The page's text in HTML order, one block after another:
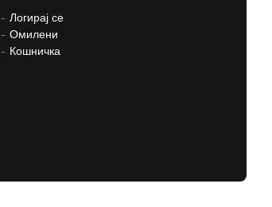
– Логирај се
– Омилени
– Кошничка